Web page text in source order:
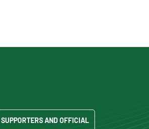
SUPPORTERS AND OFFICIAL